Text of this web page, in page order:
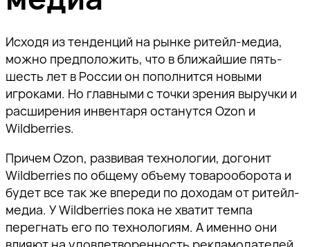
Исходя из тенденций на рынке ритейл-медиа,
можно предположить, что в ближайшие пять-
шесть лет в России он пополнится новыми
игроками. Но главными с точки зрения выручки и
расширения инвентаря останутся Ozon и
Wildberries.
Причем Ozon, развивая технологии, догонит
Wildberries по общему объему товарооборота и
будет все так же впереди по доходам от ритейл-
медиа. У Wildberries пока не хватит темпа
перегнать его по технологиям. А именно они